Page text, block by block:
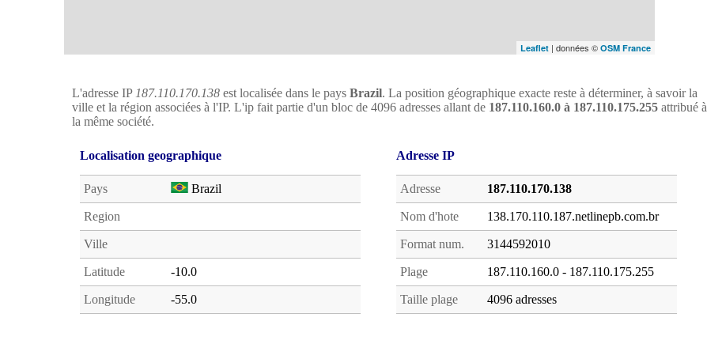
Leaflet | données © OSM France
L'adresse IP 187.110.170.138 est localisée dans le pays Brazil. La position géographique exacte reste à déterminer, à savoir la
ville et la région associées à l'IP. L'ip fait partie d'un bloc de 4096 adresses allant de 187.110.160.0 à 187.110.175.255 attribué à
la même société.
Localisation geographique
Pays Brazil
Region
Ville
Latitude -10.0
Longitude -55.0
Adresse IP
Adresse 187.110.170.138
Nom d'hote 138.170.110.187.netlinepb.com.br
Format num. 3144592010
Plage 187.110.160.0 - 187.110.175.255
Taille plage 4096 adresses